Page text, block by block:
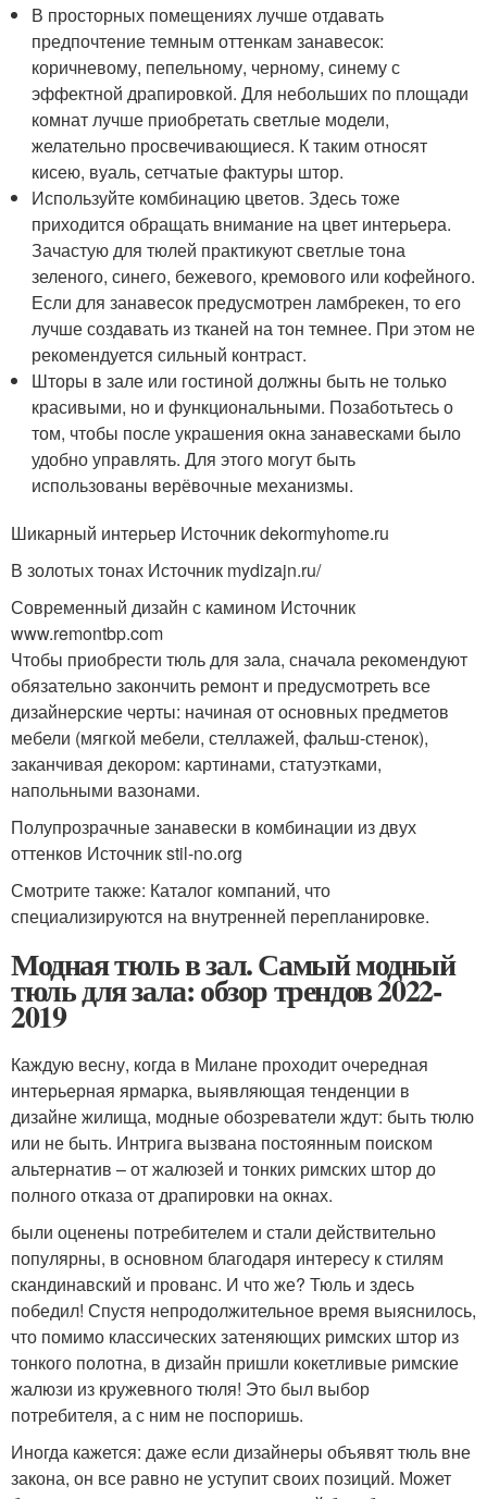
В просторных помещениях лучше отдавать
предпочтение темным оттенкам занавесок:
коричневому, пепельному, черному, синему с
эффектной драпировкой. Для небольших по площади
комнат лучше приобретать светлые модели,
желательно просвечивающиеся. К таким относят
кисею, вуаль, сетчатые фактуры штор.
Используйте комбинацию цветов. Здесь тоже
приходится обращать внимание на цвет интерьера.
Зачастую для тюлей практикуют светлые тона
зеленого, синего, бежевого, кремового или кофейного.
Если для занавесок предусмотрен ламбрекен, то его
лучше создавать из тканей на тон темнее. При этом не
рекомендуется сильный контраст.
Шторы в зале или гостиной должны быть не только
красивыми, но и функциональными. Позаботьтесь о
том, чтобы после украшения окна занавесками было
удобно управлять. Для этого могут быть
использованы верёвочные механизмы.
Шикарный интерьер Источник dekormyhome.ru
В золотых тонах Источник mydizajn.ru/
Современный дизайн с камином Источник
www.remontbp.com
Чтобы приобрести тюль для зала, сначала рекомендуют
обязательно закончить ремонт и предусмотреть все
дизайнерские черты: начиная от основных предметов
мебели (мягкой мебели, стеллажей, фальш-стенок),
заканчивая декором: картинами, статуэтками,
напольными вазонами.
Полупрозрачные занавески в комбинации из двух
оттенков Источник stil-no.org
Смотрите также: Каталог компаний, что
специализируются на внутренней перепланировке.
Модная тюль в зал. Самый модный
тюль для зала: обзор трендов 2022-
2019
Каждую весну, когда в Милане проходит очередная
интерьерная ярмарка, выявляющая тенденции в
дизайне жилища, модные обозреватели ждут: быть тюлю
или не быть. Интрига вызвана постоянным поиском
альтернатив – от жалюзей и тонких римских штор до
полного отказа от драпировки на окнах.
были оценены потребителем и стали действительно
популярны, в основном благодаря интересу к стилям
скандинавский и прованс. И что же? Тюль и здесь
победил! Спустя непродолжительное время выяснилось,
что помимо классических затеняющих римских штор из
тонкого полотна, в дизайн пришли кокетливые римские
жалюзи из кружевного тюля! Это был выбор
потребителя, а с ним не поспоришь.
Иногда кажется: даже если дизайнеры объявят тюль вне
закона, он все равно не уступит своих позиций. Может